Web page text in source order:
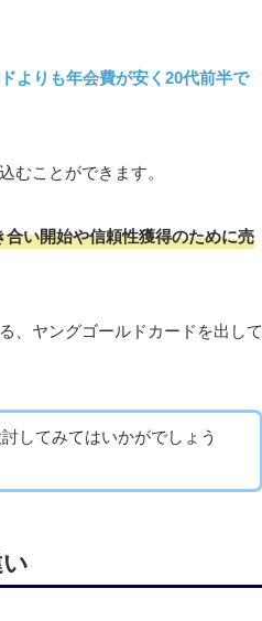
よりも年会費が安く20代前半で
むことができます。
合い開始や信頼性獲得のために売
、ヤングゴールドカードを出して
してみてはいかがでしょう